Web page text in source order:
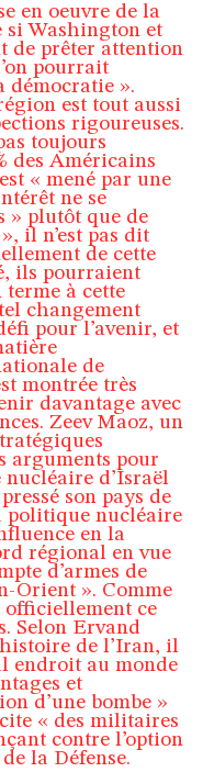
en oeuvre de la
Washington et
de prêter attention
pourrait
démocratie ».
est tout aussi
rigoureuses.
toujours
des Américains
« mené par une
ne se
» plutôt que de
il n’est pas dit
de cette
ils pourraient
à cette
changement
pour l’avenir, et
de
montrée très
davantage avec
Zeev Maoz, un
arguments pour
d’Israël
son pays de
politique nucléaire
en la
régional en vue
d’armes de
Orient ». Comme
officiellement ce
Selon Ervand
de l’Iran, il
endroit au monde
et
d’une bombe »
« des militaires
contre l’option
la Défense.